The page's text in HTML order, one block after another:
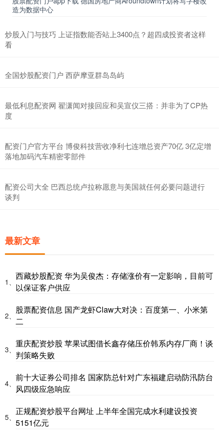
造为数据中心
炒股入门与技巧 上证指数能否站上3400点？超四成投资者这样
看
全国炒股配资门户 西萨摩亚群岛岛屿
最低利息配资网 翟潇闻对接回应和吴宣仪三搭：并非为了CP热
度
配资门户官方平台 博俊科技营收净利七连增总资产70亿 3亿定增
落地加码汽车精密零部件
配资公司大全 巴西总统卢拉称愿意与美国就任何必要问题进行
谈判
最新文章
1、
西藏炒股配资 华为吴俊杰：存储涨价有一定影响，目前可
以保证客户供应
2、
股票配资信息 国产龙虾Claw大对决：百度第一、小米第
二
3、
重庆配资炒股 苹果试图借长鑫存储压价韩系内存厂商！谈
判策略失败
4、
前十大证券公司排名 国家防总针对广东福建启动防汛防台
风四级应急响应
5、
正规配资炒股平台网址 上半年全国完成水利建设投资
5151亿元